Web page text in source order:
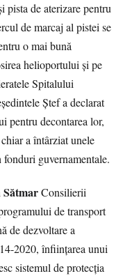
pista de aterizare pentru
de marcaj al pistei se
o mai bună
helioportului şi pe
Spitalului
Ştef a declarat
pentru decontarea lor,
a întârziat unele
guvernamentale.
Consilierii
de transport
de dezvoltare a
2020, înfiinţarea unui
sistemul de protecţia